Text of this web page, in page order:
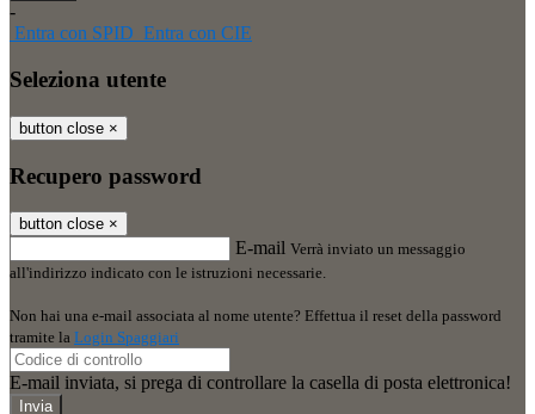
-
Entra con SPID Entra con CIE
Seleziona utente
button close ×
Recupero password
button close ×
E-mail Verrà inviato un messaggio
all'indirizzo indicato con le istruzioni necessarie.
Non hai una e-mail associata al nome utente? Effettua il reset della password
tramite la Login Spaggiari
E-mail inviata, si prega di controllare la casella di posta elettronica!